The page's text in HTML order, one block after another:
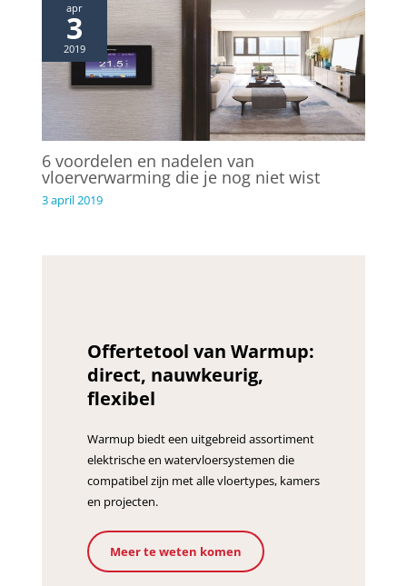
apr
3
2019
6 voordelen en nadelen van
vloerverwarming die je nog niet wist
3 april 2019
Offertetool van Warmup:
direct, nauwkeurig,
flexibel
Warmup biedt een uitgebreid assortiment
elektrische en watervloersystemen die
compatibel zijn met alle vloertypes, kamers
en projecten.
Meer te weten komen